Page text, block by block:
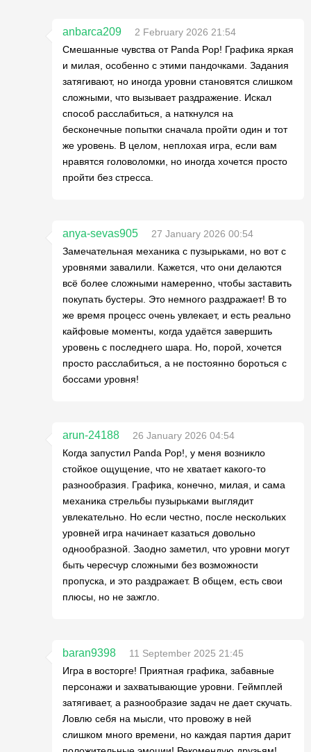
anbarca209
2 February 2026 21:54
Смешанные чувства от Panda Pop! Графика яркая
и милая, особенно с этими пандочками. Задания
затягивают, но иногда уровни становятся слишком
сложными, что вызывает раздражение. Искал
способ расслабиться, а наткнулся на
бесконечные попытки сначала пройти один и тот
же уровень. В целом, неплохая игра, если вам
нравятся головоломки, но иногда хочется просто
пройти без стресса.
anya-sevas905
27 January 2026 00:54
Замечательная механика с пузырьками, но вот с
уровнями завалили. Кажется, что они делаются
всё более сложными намеренно, чтобы заставить
покупать бустеры. Это немного раздражает! В то
же время процесс очень увлекает, и есть реально
кайфовые моменты, когда удаётся завершить
уровень с последнего шара. Но, порой, хочется
просто расслабиться, а не постоянно бороться с
боссами уровня!
arun-24188
26 January 2026 04:54
Когда запустил Panda Pop!, у меня возникло
стойкое ощущение, что не хватает какого-то
разнообразия. Графика, конечно, милая, и сама
механика стрельбы пузырьками выглядит
увлекательно. Но если честно, после нескольких
уровней игра начинает казаться довольно
однообразной. Заодно заметил, что уровни могут
быть чересчур сложными без возможности
пропуска, и это раздражает. В общем, есть свои
плюсы, но не зажгло.
baran9398
11 September 2025 21:45
Игра в восторге! Приятная графика, забавные
персонажи и захватывающие уровни. Геймплей
затягивает, а разнообразие задач не дает скучать.
Ловлю себя на мысли, что провожу в ней
слишком много времени, но каждая партия дарит